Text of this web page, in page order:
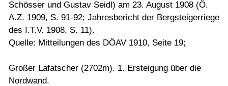
Schösser und Gustav Seidl) am 23. August 1908 (Ö.
A.Z. 1909, S. 91-92; Jahresbericht der Bergsteigerriege
des I.T.V. 1908, S. 11).
Quelle: Mitteilungen des DÖAV 1910, Seite 19;
Großer Lafatscher (2702m). 1. Ersteigung über die
Nordwand.